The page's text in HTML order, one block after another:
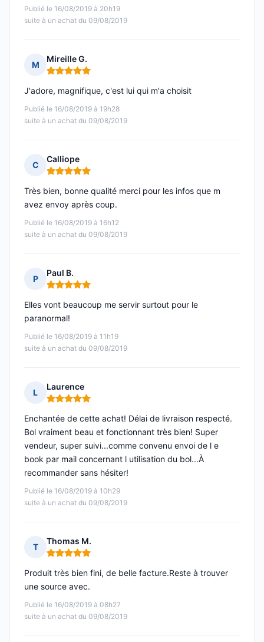
Publié le 16/08/2019 à 20h19
suite à un achat du 09/08/2019
M
Mireille G.
Note : 5 sur 5
Publié le 16/08/2019 à 19h28
suite à un achat du 09/08/2019
J'adore, magnifique, c'est lui qui m'a choisit
C
Calliope
Note : 5 sur 5
Publié le 16/08/2019 à 16h12
suite à un achat du 09/08/2019
Très bien, bonne qualité merci pour les infos que m
avez envoy après coup.
P
Paul B.
Note : 5 sur 5
Publié le 16/08/2019 à 11h19
suite à un achat du 09/08/2019
Elles vont beaucoup me servir surtout pour le
paranormal!
L
Laurence
Note : 5 sur 5
Publié le 16/08/2019 à 10h29
suite à un achat du 09/08/2019
Enchantée de cette achat! Délai de livraison respecté.
Bol vraiment beau et fonctionnant très bien! Super
vendeur, super suivi...comme convenu envoi de l e
book par mail concernant l utilisation du bol...À
recommander sans hésiter!
T
Thomas M.
Note : 5 sur 5
Publié le 16/08/2019 à 08h27
suite à un achat du 09/08/2019
Produit très bien fini, de belle facture.Reste à trouver
une source avec.